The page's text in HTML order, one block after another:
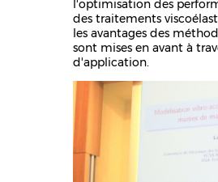
l'optimisation des
des traitements
les avantages des
sont mises en avant à
d'application.